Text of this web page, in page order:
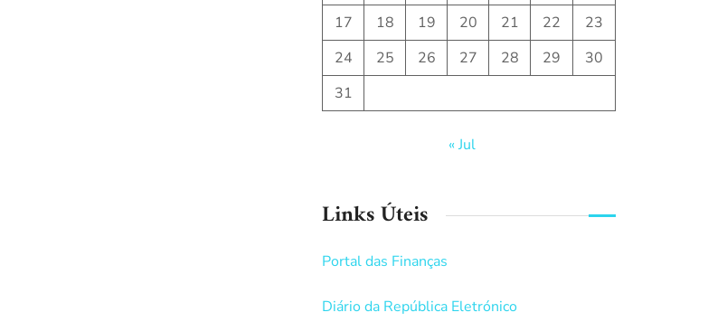
17
18 19 20 21 22
23
24
25 26 27 28 29
30
31
« Jul
Links Úteis
Portal das Finanças
Diário da República Eletrónico